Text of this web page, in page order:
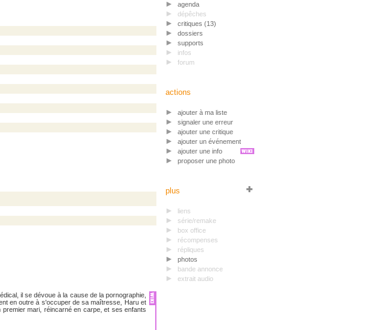
il se dévoue à la cause de la pornographie,
en outre à s'occuper de sa maîtresse, Haru et
mari, réincarné en carpe, et ses enfants
agenda
dépêches
critiques (13)
dossiers
supports
infos
forum
actions
ajouter à ma liste
signaler une erreur
ajouter une critique
ajouter un événement
ajouter une info
proposer une photo
plus
liens
série/remake
box office
récompenses
répliques
photos
bande annonce
extrait audio